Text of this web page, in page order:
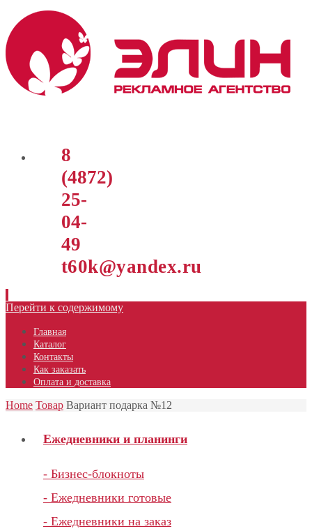
8
(4872)
25-
04-
49
t60k@yandex.ru
Перейти к содержимому
Главная
Каталог
Контакты
Как заказать
Оплата и доставка
Home Товар Вариант подарка №12
Ежедневники и планинги
- Бизнес-блокноты
- Ежедневники готовые
- Ежедневники на заказ